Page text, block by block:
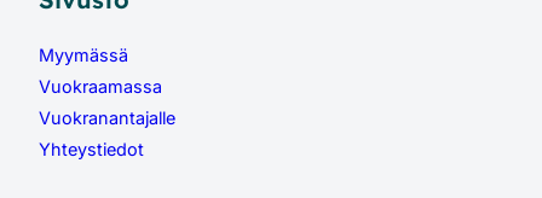
Myymässä
Vuokraamassa
Vuokranantajalle
Yhteystiedot